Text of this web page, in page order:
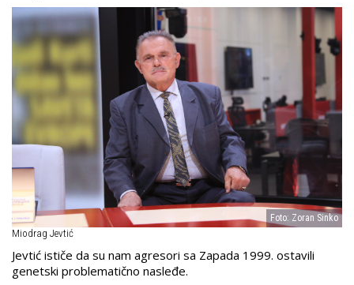
Foto: Zoran Sinko
Miodrag Jevtić
Jevtić ističe da su nam agresori sa Zapada 1999. ostavili
genetski problematično nasleđe.